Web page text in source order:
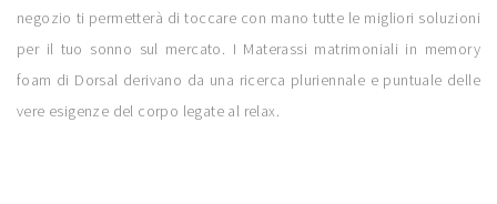
negozio ti permetterà di toccare con mano tutte le migliori soluzioni
per il tuo sonno sul mercato. I Materassi matrimoniali in memory
foam di Dorsal derivano da una ricerca pluriennale e puntuale delle
vere esigenze del corpo legate al relax.